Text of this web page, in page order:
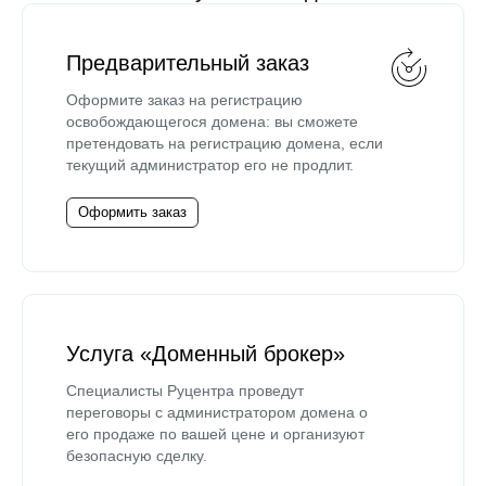
Предварительный заказ
Оформите заказ на регистрацию
освобождающегося домена: вы сможете
претендовать на регистрацию домена, если
текущий администратор его не продлит.
Оформить заказ
Услуга «Доменный брокер»
Специалисты Руцентра проведут
переговоры с администратором домена о
его продаже по вашей цене и организуют
безопасную сделку.